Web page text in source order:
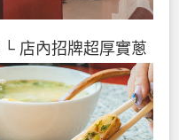
└ 店內招牌超厚實蔥